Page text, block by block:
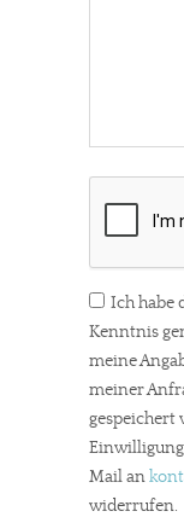
Ich habe
Kenntnis
meine
meiner
gespeichert
Mail an
widerrufen.